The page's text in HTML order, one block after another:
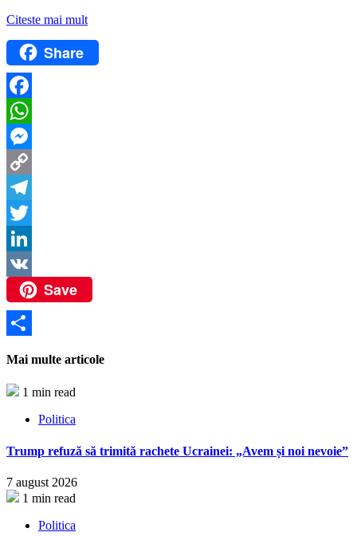
Citeste mai mult
Share
Facebook
WhatsApp
Messenger
Copy
Link
Telegram
Twitter
LinkedIn
VK
Save
Mai multe articole
1 min read
Politica
Trump refuză să trimită rachete Ucrainei: „Avem și noi nevoie”
7 august 2026
1 min read
Politica